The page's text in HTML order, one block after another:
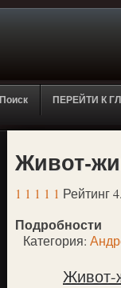
Поиск ПЕРЕЙТИ К
Живот-
1 1 1 1 1 Рейтинг
Подробности
Категория:
Живот-